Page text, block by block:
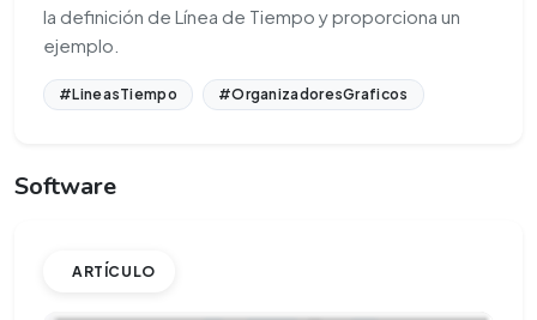
la definición de Línea de Tiempo y proporciona un
ejemplo.
#LineasTiempo #OrganizadoresGraficos
Software
ARTÍCULO